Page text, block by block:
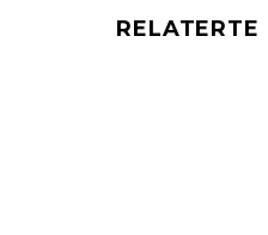
RELATERTE